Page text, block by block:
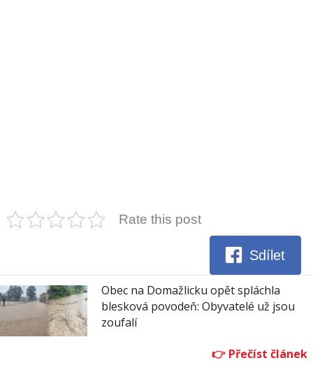
Rate this post
Sdílet
Obec na Domažlicku opět spláchla
blesková povodeň: Obyvatelé už jsou
zoufalí